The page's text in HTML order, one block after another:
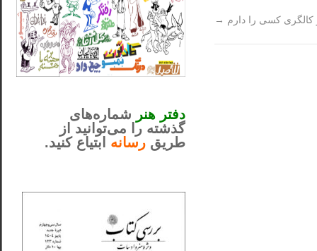
کسی را دارم →
دفتر هنر شماره‌های
گذشته را می‌توانید از
طریق رسانه ابتیاع کنید.